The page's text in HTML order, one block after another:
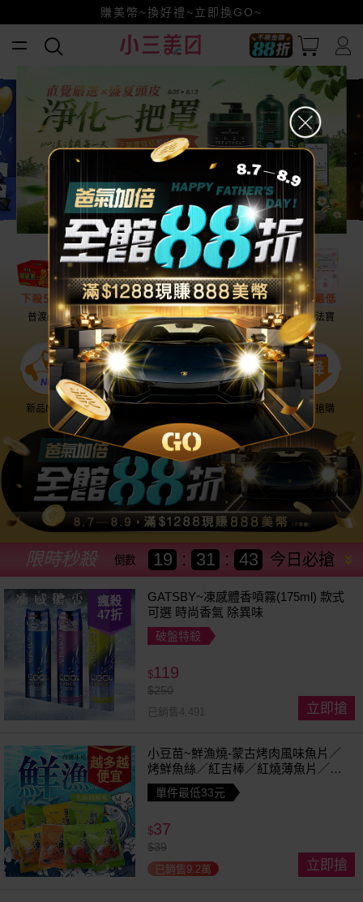
賺美幣~換好禮~立即換GO~
小三美日x全支付~美幣+全點折上折超划算
全館88折爸氣加倍！
普渡必備 話題保養 盛夏提案 雨天法寶
新品NEW 降價搶購
今日必搶
限時秒殺 倒數 19 : 31 : 41
瘋殺
47折
GATSBY~凍感體香噴霧(175ml) 款式
可選 時尚香氣 除異味
破盤特殺
$119
$250
已銷售4,491 立即搶
越多越
便宜
小豆苗~鮮漁燒-蒙古烤肉風味魚片／
烤鮮魚絲／紅吉棒／紅燒薄魚片／鱈
魚香絲／方塊鮮魚片／清香魚／煙燻
切片(1包入) 款式可選
單件最低33元
$37
$39
已銷售9.2萬 立即搶